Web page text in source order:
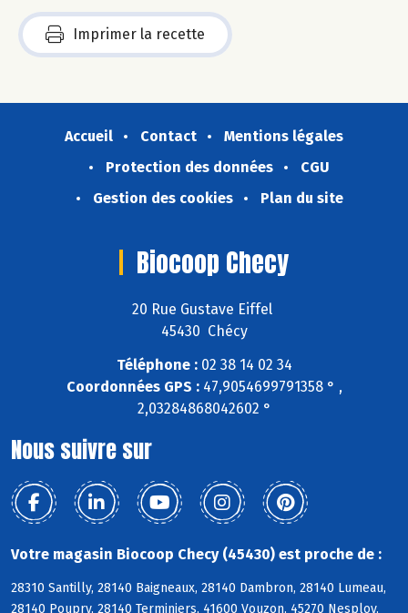
Imprimer la recette
Accueil Contact
Mentions légales
Protection des données
CGU
Gestion des cookies
Plan du site
Biocoop Checy
20 Rue Gustave Eiffel
45430 Chécy
Téléphone :02 38 14 02 34
Coordonnées GPS :47,9054699791358 ° ,
2,03284868042602 °
Nous suivre sur
Votre magasin Biocoop Checy (45430) est proche de :
28310 Santilly, 28140 Baigneaux, 28140 Dambron, 28140 Lumeau,
28140 Poupry, 28140 Terminiers, 41600 Vouzon, 45270 Nesploy,